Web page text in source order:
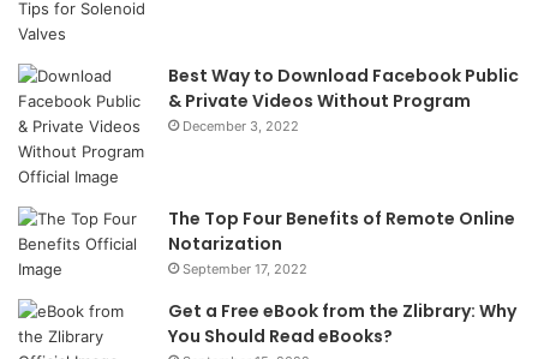
Best Way to Download Facebook Public
& Private Videos Without Program
December 3, 2022
The Top Four Benefits of Remote Online
Notarization
September 17, 2022
Get a Free eBook from the Zlibrary: Why
You Should Read eBooks?